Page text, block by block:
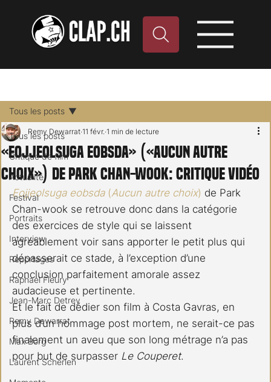
Tous les posts
Critique de film
Actualité
Festival
Portraits
Interview
Reportages
Raphael Fleury
Jean-Marc Detrey
Remy Dewarrat
Max Borg
Laurent Scherlen
Tous les posts
«Eojjeolsuga eobsda» («Aucun autre
choix») de Park Chan-wook: critique vidéo
Remy Dewarrat 11 févr. 1 min de lecture
Eojjeolsuga eobsda (Aucun autre choix) de Park
Chan-wook se retrouve donc dans la catégorie
des exercices de style qui se laissent
agréablement voir sans apporter le petit plus qui
dépasserait ce stade, à l’exception d’une
conclusion parfaitement amorale assez
audacieuse et pertinente.
Et le fait de dédier son film à Costa Gavras, en
plus d’un hommage post mortem, ne serait-ce pas
finalement un aveu que son long métrage n’a pas
pour but de surpasser Le Couperet.